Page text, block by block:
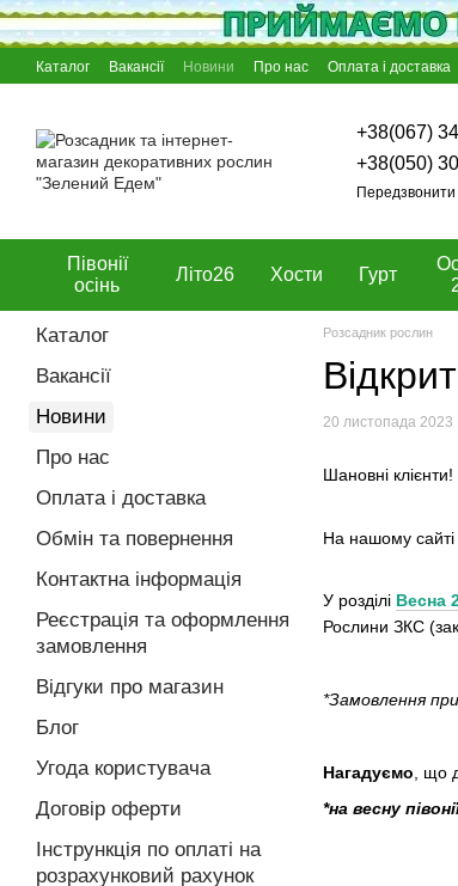
Перейти к основному контенту
Каталог Вакансії Новини Про нас Оплата і доставка
+38(067)
+38(050)
Півонії
осінь
Літо26 Хости Гурт
Розсадник рослин
20 листопада 2023
Шановні клієнти!
На нашому сайті
У розділі Весна
Рослини ЗКС
*Замовлення
Нагадуємо , що
*на весну
Каталог
Вакансії
Новини
Про нас
Оплата і доставка
Обмін та повернення
Контактна інформація
Реєстрація та оформлення
замовлення
Відгуки про магазин
Блог
Угода користувача
Договір оферти
Інстрункція по оплаті на
розрахунковий рахунок